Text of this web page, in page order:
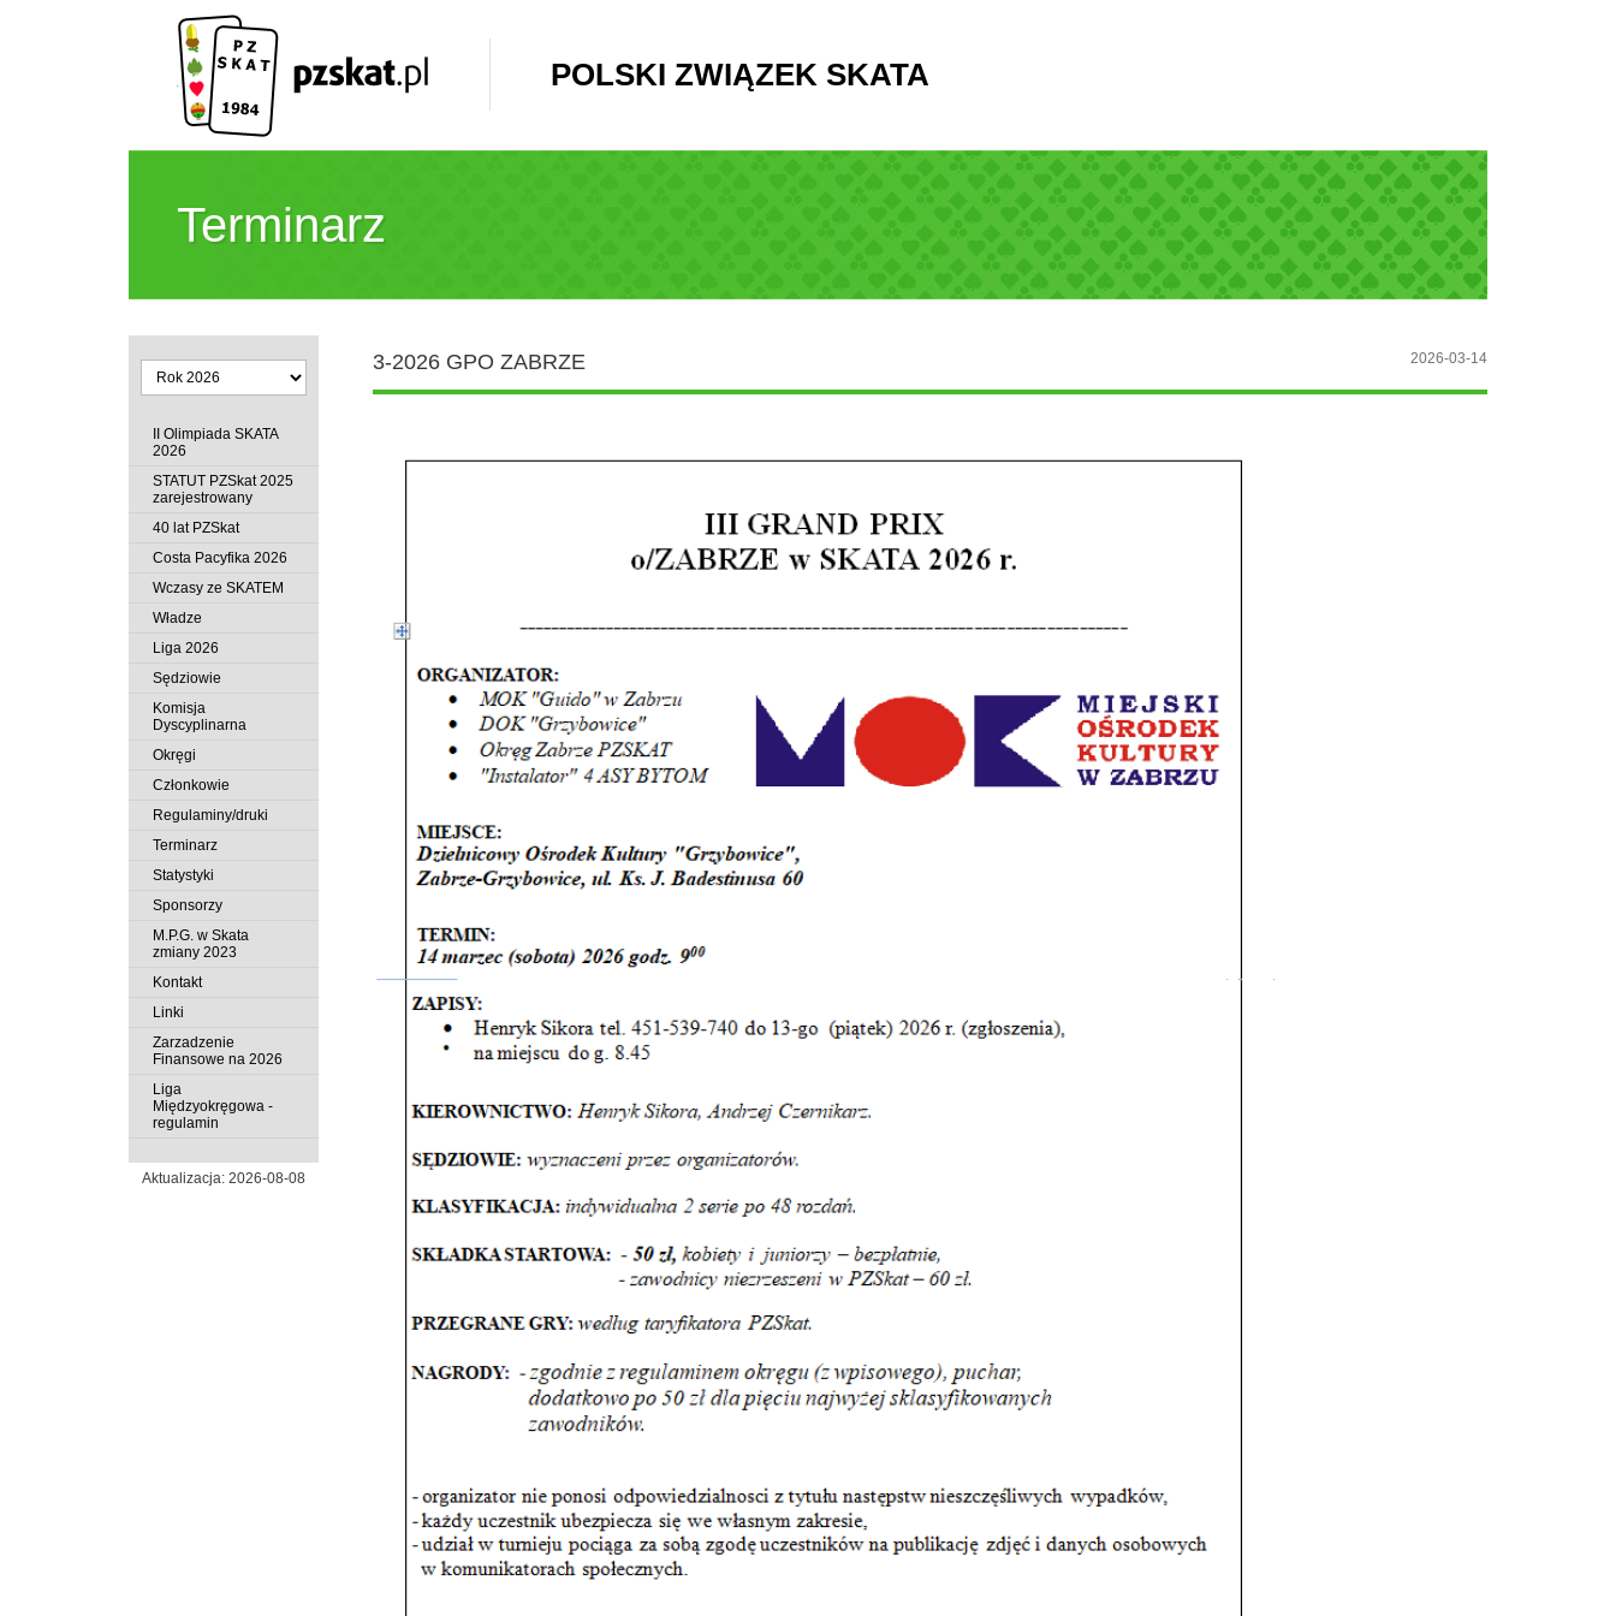
POLSKI ZWIĄZEK SKATA
Terminarz
II Olimpiada SKATA
2026
STATUT PZSkat 2025
zarejestrowany
40 lat PZSkat
Costa Pacyfika 2026
Wczasy ze SKATEM
Władze
Liga 2026
Sędziowie
Komisja
Dyscyplinarna
Okręgi
Członkowie
Regulaminy/druki
Terminarz
Statystyki
Sponsorzy
M.P.G. w Skata
zmiany 2023
Kontakt
Linki
Zarzadzenie
Finansowe na 2026
Liga
Międzyokręgowa -
regulamin
Aktualizacja: 2026-08-08
3-2026 GPO ZABRZE 2026-03-14